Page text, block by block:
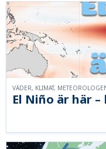
El Niño är här
VÄDER, KLIMAT,